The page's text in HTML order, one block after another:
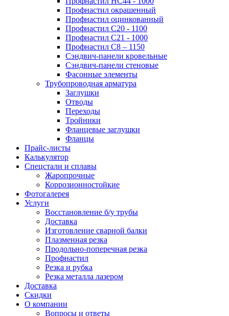
Профнастил окрашенный
Профнастил оцинкованный
Профнастил С20 - 1100
Профнастил С21 - 1000
Профнастил С8 – 1150
Сэндвич-панели кровельные
Сэндвич-панели стеновые
Фасонные элементы
Трубопроводная арматура
Заглушки
Отводы
Переходы
Тройники
Фланцевые заглушки
Фланцы
Прайс-листы
Калькулятор
Спецстали и сплавы
Жаропрочные
Коррозионностойкие
Фотогалерея
Услуги
Восстановление б/у трубы
Доставка
Изготовление сварной балки
Плазменная резка
Продольно-поперечная резка
Профнастил
Резка и рубка
Резка металла лазером
Доставка
Скидки
О компании
Вопросы и ответы